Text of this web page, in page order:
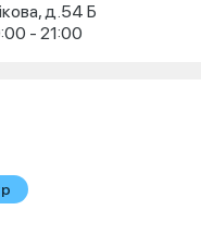
д.54 Б
- 21:00